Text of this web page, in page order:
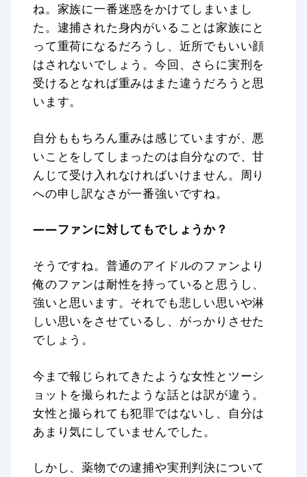
ね。家族に一番迷惑をかけてしまいまし
た。逮捕された身内がいることは家族にと
って重荷になるだろうし、近所でもいい顔
はされないでしょう。今回、さらに実刑を
受けるとなれば重みはまた違うだろうと思
います。
自分ももちろん重みは感じていますが、悪
いことをしてしまったのは自分なので、甘
んじて受け入れなければいけません。周り
への申し訳なさが一番強いですね。
——ファンに対してもでしょうか？
そうですね。普通のアイドルのファンより
俺のファンは耐性を持っていると思うし、
強いと思います。それでも悲しい思いや淋
しい思いをさせているし、がっかりさせた
でしょう。
今まで報じられてきたような女性とツーシ
ョットを撮られたような話とは訳が違う。
女性と撮られても犯罪ではないし、自分は
あまり気にしていませんでした。
しかし、薬物での逮捕や実刑判決について